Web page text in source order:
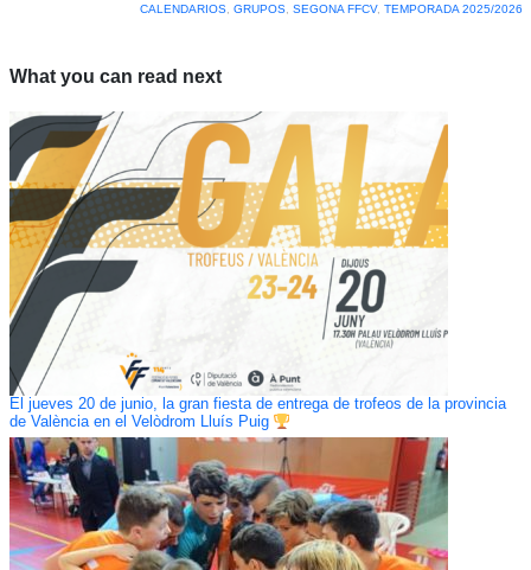
CALENDARIOS, GRUPOS, SEGONA FFCV, TEMPORADA 2025/2026
What you can read next
El jueves 20 de junio, la gran fiesta de entrega de trofeos de la provincia
de València en el Velòdrom Lluís Puig